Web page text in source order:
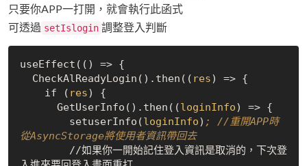
只要你APP一打開，就會執行此函式
可透過 setIslogin 調整登入判斷
useEffect(() => {
  CheckAlReadyLogin().then((
res) => {
    if (
res) {
      GetUserInfo().then((
loginInfo) => {
        setuserInfo(
loginInfo) ; //重開APP時
從AsyncStorage將使用者資訊帶回去